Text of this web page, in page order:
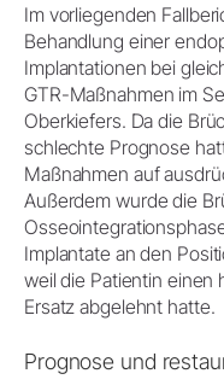
Im vorliegenden
Behandlung einer
Implantationen bei
GTR-Maßnahmen im
Oberkiefers. Da die
schlechte Prognose
Maßnahmen auf
Außerdem wurde die
Implantate an den
weil die Patientin einen
Ersatz abgelehnt hatte.
Prognose und